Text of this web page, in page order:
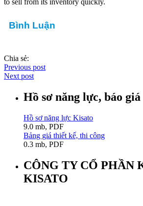
Bình Luận
Chia sẻ:
Previous post
Next post
Hồ sơ năng lực, báo giá
Hồ sơ năng lực Kisato
9.0 mb, PDF
Bảng giá thiết kế, thi công
0.3 mb, PDF
CÔNG TY CỔ PHẦN
KISATO